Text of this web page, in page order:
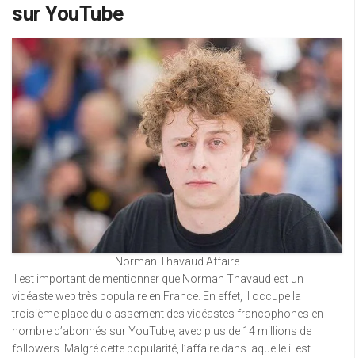
sur YouTube
Norman Thavaud Affaire
Il est important de mentionner que Norman Thavaud est un
vidéaste web très populaire en France. En effet, il occupe la
troisième place du classement des vidéastes francophones en
nombre d’abonnés sur YouTube, avec plus de 14 millions de
followers. Malgré cette popularité, l’affaire dans laquelle il est